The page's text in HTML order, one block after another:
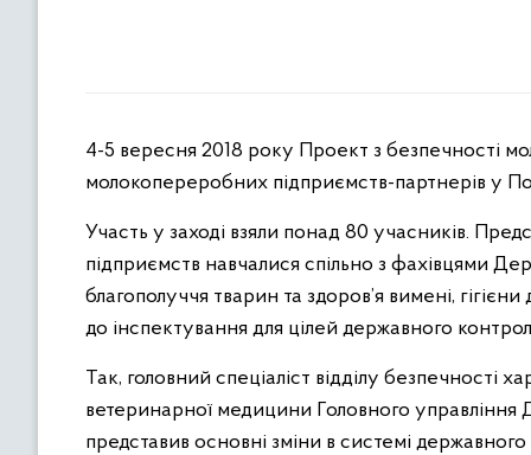
4-5 вересня 2018 року Проект з безпечності
молокопереробних підприємств-партнерів у
Участь у заході взяли понад 80 учасників.
підприємств навчалися спільно з фахівцями
благополуччя тварин та здоров’я вимені,
до інспектування для цілей державного
Так, головний спеціаліст відділу безпечності
ветеринарної медицини Головного
представив основні зміни в системі